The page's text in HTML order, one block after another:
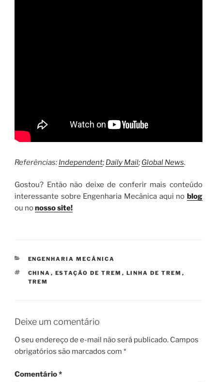
Referências: Independent; Daily Mail; Global News.
Gostou? Então não deixe de conferir mais conteúdo
interessante sobre Engenharia Mecânica aqui no blog
ou nonosso site!
CATEGORIAS
ENGENHARIA MECÂNICA
TAGS
CHINA , ESTAÇÃO DE TREM , LINHA DE TREM ,
TREM
Deixe um comentário
O seu endereço de e-mail não será publicado. Campos
obrigatórios são marcados com *
Comentário*